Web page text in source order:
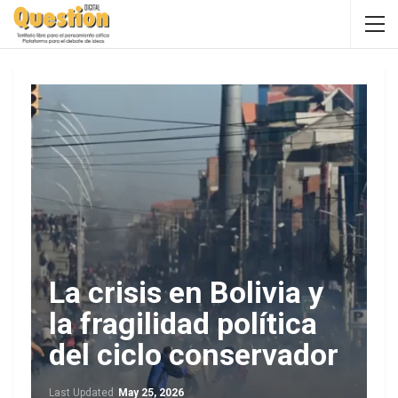
La crisis en Bolivia y
la fragilidad política
del ciclo conservador
Last Updated May 25, 2026